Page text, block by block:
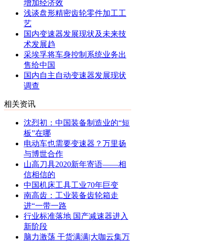
增加经济效
浅谈盘形精密齿轮零件加工工
艺
国内变速器发展现状及未来技
术发展趋
采埃孚将车身控制系统业务出
售给中国
国内自主自动变速器发展现状
调查
相关资讯
沈烈初：中国装备制造业的“短
板”在哪
电动车也需要变速器？万里扬
与博世合作
山高刀具2020新年寄语——相
信相信的
中国机床工具工业70年巨变
南高齿：工业装备齿轮箱走
进“一带一路
行业标准落地 国产减速器进入
新阶段
脑力激荡 干货满满|大咖云集万